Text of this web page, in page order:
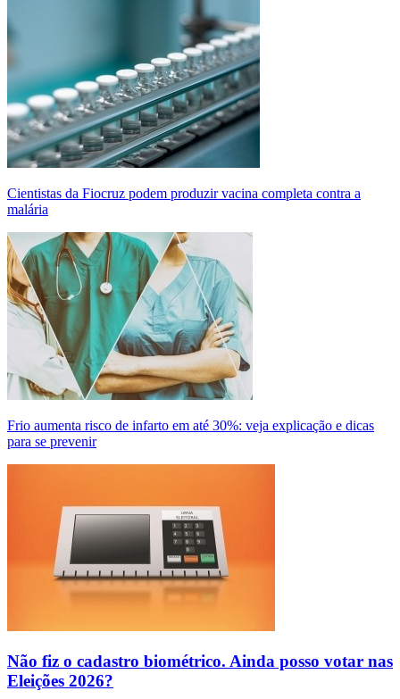
Cientistas da Fiocruz podem produzir vacina completa contra a
malária
Frio aumenta risco de infarto em até 30%: veja explicação e dicas
para se prevenir
Não fiz o cadastro biométrico. Ainda posso votar nas
Eleições 2026?